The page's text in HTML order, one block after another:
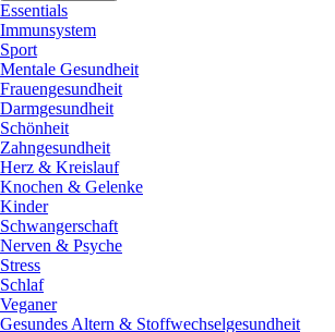
Essentials
Immunsystem
Sport
Mentale Gesundheit
Frauengesundheit
Darmgesundheit
Schönheit
Zahngesundheit
Herz & Kreislauf
Knochen & Gelenke
Kinder
Schwangerschaft
Nerven & Psyche
Stress
Schlaf
Veganer
Gesundes Altern & Stoffwechselgesundheit